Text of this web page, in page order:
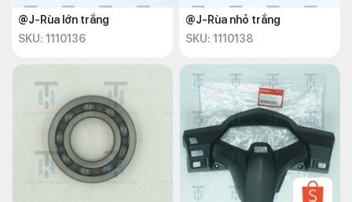
@J-Rùa lớn trắng
SKU: 1110136
@J-Rùa nhỏ trắng
SKU: 1110138